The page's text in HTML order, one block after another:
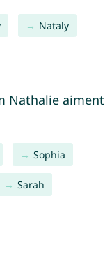
Nataly
Nathalie aiment
Sophia
Sarah